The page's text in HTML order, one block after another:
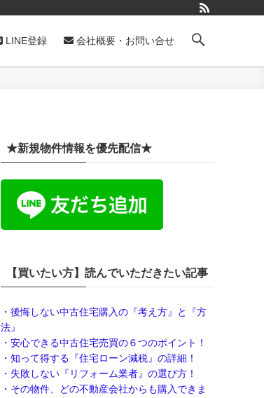
LINE登録 会社概要・お問い合せ
★新規物件情報を優先配信★
【買いたい方】読んでいただきたい記事
・後悔しない中古住宅購入の『考え方』と『方
法』
・安心できる中古住宅売買の６つのポイント！
・知って得する『住宅ローン減税』の詳細！
・失敗しない『リフォーム業者』の選び方！
・その物件、どの不動産会社からも購入できま